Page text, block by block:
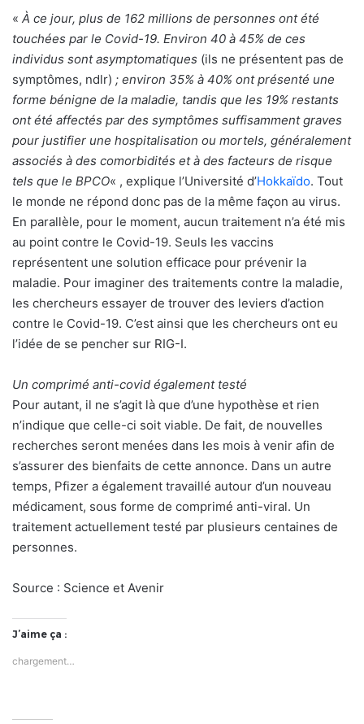
« À ce jour, plus de 162 millions de personnes ont été
touchées par le Covid-19. Environ 40 à 45% de ces
individus sont asymptomatiques (ils ne présentent pas de
symptômes, ndlr) ; environ 35% à 40% ont présenté une
forme bénigne de la maladie, tandis que les 19% restants
ont été affectés par des symptômes suffisamment graves
pour justifier une hospitalisation ou mortels, généralement
associés à des comorbidités et à des facteurs de risque
tels que le BPCO« , explique l’Université d’Hokkaïdo. Tout
le monde ne répond donc pas de la même façon au virus.
En parallèle, pour le moment, aucun traitement n’a été mis
au point contre le Covid-19. Seuls les vaccins
représentent une solution efficace pour prévenir la
maladie. Pour imaginer des traitements contre la maladie,
les chercheurs essayer de trouver des leviers d’action
contre le Covid-19. C’est ainsi que les chercheurs ont eu
l’idée de se pencher sur RIG-I.
Un comprimé anti-covid également testé
Pour autant, il ne s’agit là que d’une hypothèse et rien
n’indique que celle-ci soit viable. De fait, de nouvelles
recherches seront menées dans les mois à venir afin de
s’assurer des bienfaits de cette annonce. Dans un autre
temps, Pfizer a également travaillé autour d’un nouveau
médicament, sous forme de comprimé anti-viral. Un
traitement actuellement testé par plusieurs centaines de
personnes.
Source : Science et Avenir
J’aime ça :
chargement…